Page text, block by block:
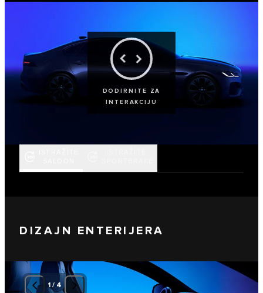
DODIRNITE ZA
INTERAKCIJU
DIZAJN ENTERIJERA
1/ 4